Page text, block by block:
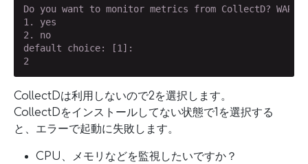
Do you want to monitor metrics from CollectD?
1. yes
2. no
default choice: [1]:
2
CollectDは利用しないので2を選択します。
CollectDをインストールしてない状態で1を選択する
と、エラーで起動に失敗します。
CPU、メモリなどを監視したいですか？